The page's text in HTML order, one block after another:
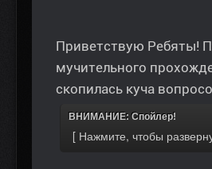
Приветствую Ребяты!
мучительного
скопилась куча
ВНИМАНИЕ: Спойлер!